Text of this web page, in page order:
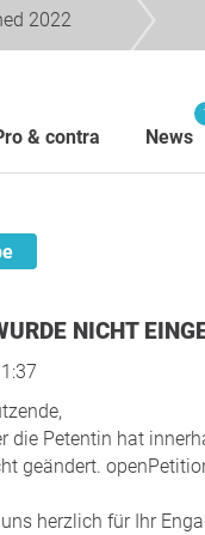
2022
& contra News
NICHT
die Petentin hat
geändert.
herzlich für Ihr